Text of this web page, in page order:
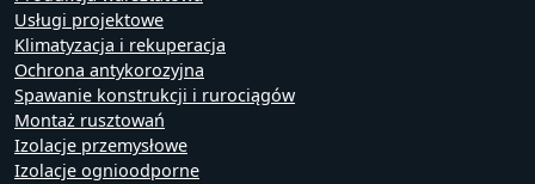
Usługi projektowe
Klimatyzacja i rekuperacja
Ochrona antykorozyjna
Spawanie konstrukcji i rurociągów
Montaż rusztowań
Izolacje przemysłowe
Izolacje ognioodporne